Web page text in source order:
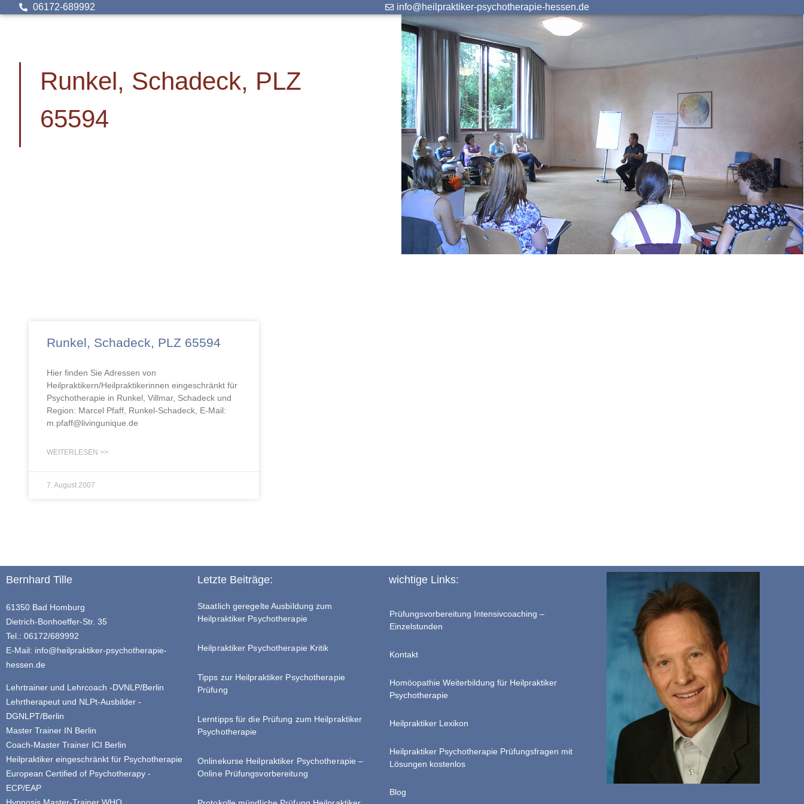
06172-689992 info@heilpraktiker-psychotherapie-hessen.de
Runkel, Schadeck, PLZ
65594
Runkel, Schadeck, PLZ 65594
Hier finden Sie Adressen von
Heilpraktikern/Heilpraktikerinnen eingeschränkt für
Psychotherapie in Runkel, Villmar, Schadeck und
Region: Marcel Pfaff, Runkel-Schadeck, E-Mail:
m.pfaff@livingunique.de
WEITERLESEN >>
7. August 2007
Bernhard Tille
61350 Bad Homburg
Dietrich-Bonhoeffer-Str. 35
Tel.: 06172/689992
E-Mail: info@heilpraktiker-psychotherapie-
hessen.de
Lehrtrainer und Lehrcoach -DVNLP/Berlin
Lehrtherapeut und NLPt-Ausbilder -
DGNLPT/Berlin
Master Trainer IN Berlin
Coach-Master Trainer ICI Berlin
Heilpraktiker eingeschränkt für Psychotherapie
European Certified of Psychotherapy -
ECP/EAP
Letzte Beiträge:
Staatlich geregelte Ausbildung zum
Heilpraktiker Psychotherapie
Heilpraktiker Psychotherapie Kritik
Tipps zur Heilpraktiker Psychotherapie
Prüfung
Lerntipps für die Prüfung zum Heilpraktiker
Psychotherapie
Onlinekurse Heilpraktiker Psychotherapie –
Online Prüfungsvorbereitung
wichtige Links:
Prüfungsvorbereitung Intensivcoaching –
Einzelstunden
Kontakt
Homöopathie Weiterbildung für Heilpraktiker
Psychotherapie
Heilpraktiker Lexikon
Heilpraktiker Psychotherapie Prüfungsfragen mit
Lösungen kostenlos
Blog